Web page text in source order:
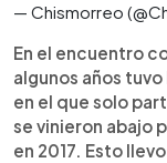
— Chismorreo
En el encuentro
algunos años
en el que solo
se vinieron abajo
en 2017. Esto